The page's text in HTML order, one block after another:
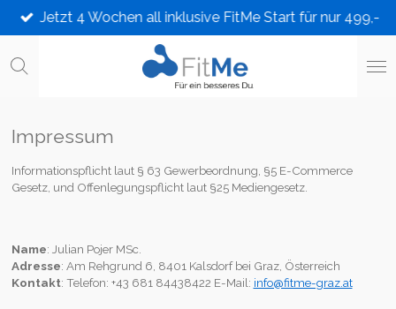
Zum
Hauptinhalt
springen
Jetzt 4 Wochen all inklusive FitMe Start für nur 499,-
Impressum
Informationspflicht laut § 63 Gewerbeordnung, §5 E-Commerce
Gesetz, und Offenlegungspflicht laut §25 Mediengesetz.
Name: Julian Pojer MSc.
Adresse: Am Rehgrund 6, 8401 Kalsdorf bei Graz, Österreich
Kontakt: Telefon: +43 681 84438422 E-Mail: info@fitme-graz.at